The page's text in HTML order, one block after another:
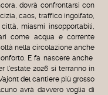
dovrà confrontarsi con
caos, traffico ingolfato,
miasmi insopportabili,
come acqua e corrente
nella circolazione anche
E fa nascere anche
l'estate 2026 si terranno in
del cantiere più grosso
avrà davvero voglia di